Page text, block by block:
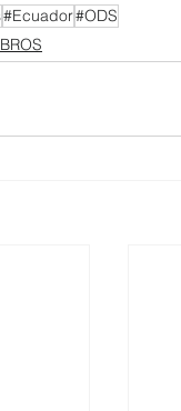
#Ecuador#ODS